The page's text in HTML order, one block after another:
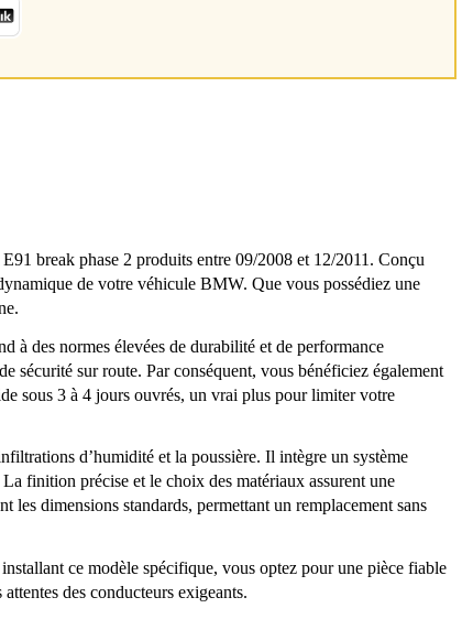
break phase 2 produits entre 09/2008 et 12/2011. Conçu
de votre véhicule BMW. Que vous possédiez une
à des normes élevées de durabilité et de performance
sécurité sur route. Par conséquent, vous bénéficiez également
sous 3 à 4 jours ouvrés, un vrai plus pour limiter votre
d’humidité et la poussière. Il intègre un système
finition précise et le choix des matériaux assurent une
les dimensions standards, permettant un remplacement sans
ce modèle spécifique, vous optez pour une pièce fiable
des conducteurs exigeants.